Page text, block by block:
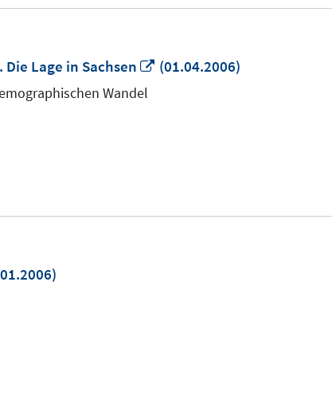
Lage in Sachsen
In
(01.04.2006)
Wandel